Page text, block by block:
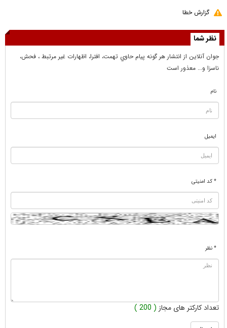
گزارش خطا
نظر شما
جوان آنلاين از انتشار هر گونه پيام حاوي تهمت، افترا، اظهارات غير مرتبط ، فحش،
ناسزا و... معذور است
نام
ایمیل
* کد امنیتی
* نظر
تعداد کارکتر های مجاز ( 200 )